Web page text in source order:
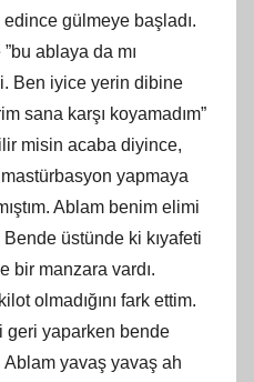
gülmeye başladı.
ablaya da mı
Ben iyice yerin dibine
sana karşı koyamadım”
misin acaba diyince,
yapmaya
Ablam benim elimi
üstünde ki kıyafeti
bir manzara vardı.
olmadığını fark ettim.
yaparken bende
yavaş yavaş ah